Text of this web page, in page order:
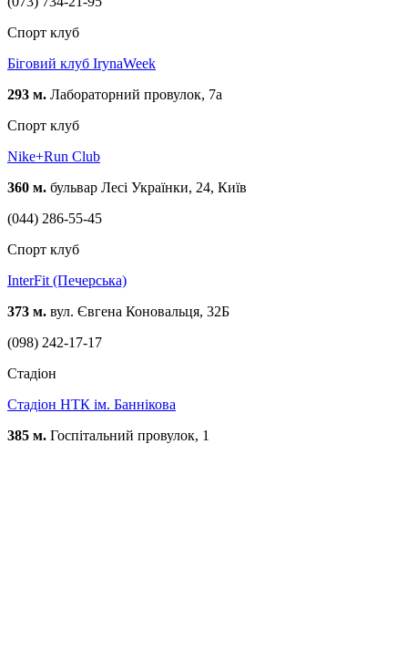
Спорт клуб
Біговий клуб IrynaWeek
293 м. Лабораторний провулок, 7a
Спорт клуб
Nike+Run Club
360 м. бульвар Лесі Українки, 24, Київ
(044) 286-55-45
Спорт клуб
InterFit (Печерська)
373 м. вул. Євгена Коновальця, 32Б
(098) 242-17-17
Стадіон
Стадіон НТК ім. Баннікова
385 м. Госпітальний провулок, 1